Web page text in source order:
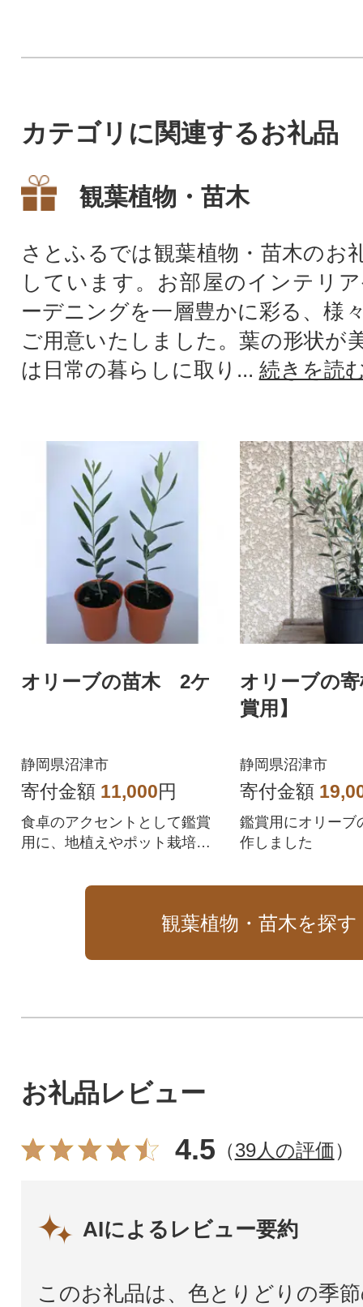
カテゴリに関連するお礼品
観葉植物・苗木
さとふるでは観葉植物・苗木のお
しています。お部屋のインテリ
ーデニングを一層豊かに彩る、様
ご用意いたしました。葉の形状が
は日常の暮らしに取り... 続きを読
オリーブの苗木 2ケ
静岡県沼津市
寄付金額 11,000円
食卓のアクセントとして鑑賞
用に、地植えやポット栽培で
オリーブの
賞用】
静岡県沼津市
寄付金額
鑑賞用にオリーブ
作しました
観葉植物・苗木を探す
お礼品レビュー
4.5 （39人の評価）
AIによるレビュー要約
このお礼品は、色とりどりの季